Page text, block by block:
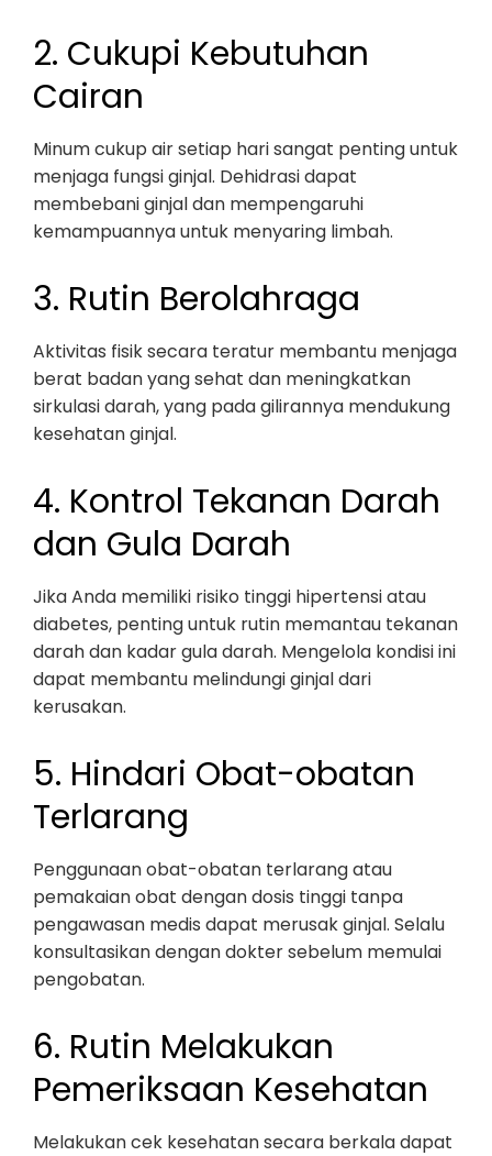
2. Cukupi Kebutuhan
Cairan
Minum cukup air setiap hari sangat penting untuk
menjaga fungsi ginjal. Dehidrasi dapat
membebani ginjal dan mempengaruhi
kemampuannya untuk menyaring limbah.
3. Rutin Berolahraga
Aktivitas fisik secara teratur membantu menjaga
berat badan yang sehat dan meningkatkan
sirkulasi darah, yang pada gilirannya mendukung
kesehatan ginjal.
4. Kontrol Tekanan Darah
dan Gula Darah
Jika Anda memiliki risiko tinggi hipertensi atau
diabetes, penting untuk rutin memantau tekanan
darah dan kadar gula darah. Mengelola kondisi ini
dapat membantu melindungi ginjal dari
kerusakan.
5. Hindari Obat-obatan
Terlarang
Penggunaan obat-obatan terlarang atau
pemakaian obat dengan dosis tinggi tanpa
pengawasan medis dapat merusak ginjal. Selalu
konsultasikan dengan dokter sebelum memulai
pengobatan.
6. Rutin Melakukan
Pemeriksaan Kesehatan
Melakukan cek kesehatan secara berkala dapat